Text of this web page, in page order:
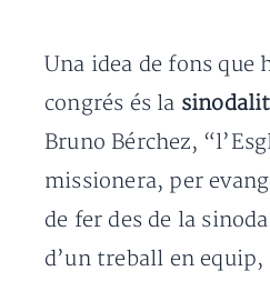
Una idea de fons que
congrés és la
Bruno Bérchez,
missionera, per
de fer des de la
d’un treball en equip,